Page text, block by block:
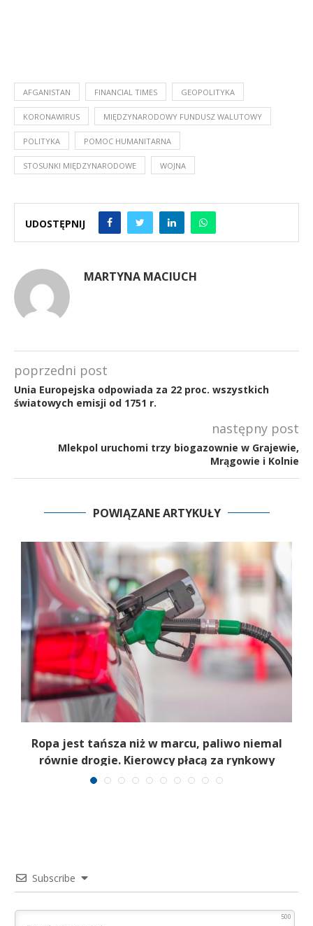
AFGANISTAN FINANCIAL TIMES GEOPOLITYKA
KORONAWIRUS MIĘDZYNARODOWY FUNDUSZ WALUTOWY
POLITYKA POMOC HUMANITARNA
STOSUNKI MIĘDZYNARODOWE WOJNA
UDOSTĘPNIJ
MARTYNA MACIUCH
poprzedni post
Unia Europejska odpowiada za 22 proc. wszystkich
światowych emisji od 1751 r.
następny post
Mlekpol uruchomi trzy biogazownie w Grajewie,
Mrągowie i Kolnie
POWIĄZANE ARTYKUŁY
Ropa jest tańsza niż w marcu, paliwo niemal
równie drogie. Kierowcy płacą za rynkowy
paradoks
Subscribe
500